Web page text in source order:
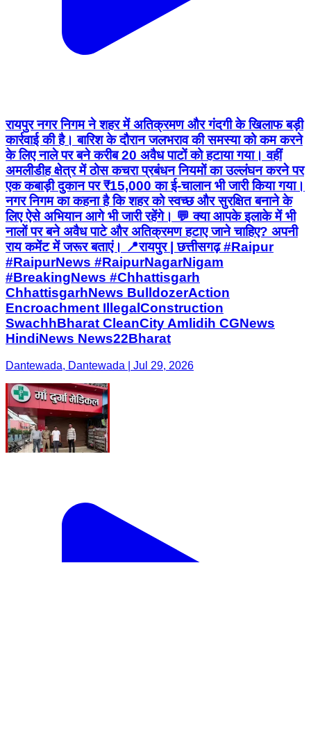
रायपुर नगर निगम ने शहर में अतिक्रमण और गंदगी के खिलाफ बड़ी
कार्रवाई की है। बारिश के दौरान जलभराव की समस्या को कम करने
के लिए नाले पर बने करीब 20 अवैध पाटों को हटाया गया। वहीं
अमलीडीह क्षेत्र में ठोस कचरा प्रबंधन नियमों का उल्लंघन करने पर
एक कबाड़ी दुकान पर ₹15,000 का ई-चालान भी जारी किया गया।
नगर निगम का कहना है कि शहर को स्वच्छ और सुरक्षित बनाने के
लिए ऐसे अभियान आगे भी जारी रहेंगे। 💬 क्या आपके इलाके में भी
नालों पर बने अवैध पाटे और अतिक्रमण हटाए जाने चाहिए? अपनी
राय कमेंट में जरूर बताएं। 📍रायपुर | छत्तीसगढ़ #Raipur
#RaipurNews #RaipurNagarNigam
#BreakingNews #Chhattisgarh
ChhattisgarhNews BulldozerAction
Encroachment IllegalConstruction
SwachhBharat CleanCity Amlidih CGNews
HindiNews News22Bharat
Dantewada, Dantewada | Jul 29, 2026